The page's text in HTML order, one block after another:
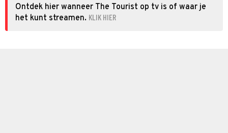
Ontdek hier wanneer The Tourist op tv is of waar je
het kunt streamen. KLIK HIER